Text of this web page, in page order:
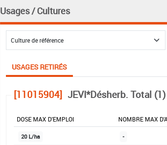
Usages / Cultures
USAGES RETIRÉS
[11015904] JEVI*Désherb. Total (1)
DOSE MAX D'EMPLOI NOMBRE MAX
20 L/ha -